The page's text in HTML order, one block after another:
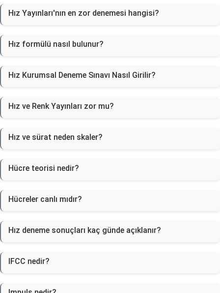
Hız Yayınları'nın en zor denemesi hangisi?
Hız formülü nasıl bulunur?
Hız Kurumsal Deneme Sınavı Nasıl Girilir?
Hız ve Renk Yayınları zor mu?
Hız ve sürat neden skaler?
Hücre teorisi nedir?
Hücreler canlı mıdır?
Hız deneme sonuçları kaç günde açıklanır?
IFCC nedir?